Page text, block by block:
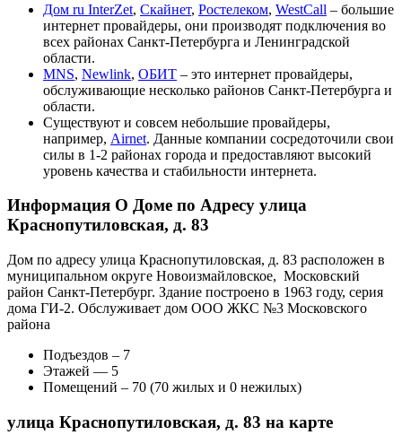
Дом ru InterZet, Скайнет, Ростелеком, WestCall – большие
интернет провайдеры, они производят подключения во
всех районах Санкт-Петербурга и Ленинградской
области.
MNS, Newlink, ОБИТ – это интернет провайдеры,
обслуживающие несколько районов Санкт-Петербурга и
области.
Существуют и совсем небольшие провайдеры,
например, Airnet. Данные компании сосредоточили свои
силы в 1-2 районах города и предоставляют высокий
уровень качества и стабильности интернета.
Информация О Доме по Адресу улица
Краснопутиловская, д. 83
Дом по адресу улица Краснопутиловская, д. 83 расположен в
муниципальном округе Новоизмайловское, Московский
район Санкт-Петербург. Здание построено в 1963 году, серия
дома ГИ-2. Обслуживает дом ООО ЖКС №3 Московского
района
Подъездов – 7
Этажей — 5
Помещений – 70 (70 жилых и 0 нежилых)
улица Краснопутиловская, д. 83 на карте